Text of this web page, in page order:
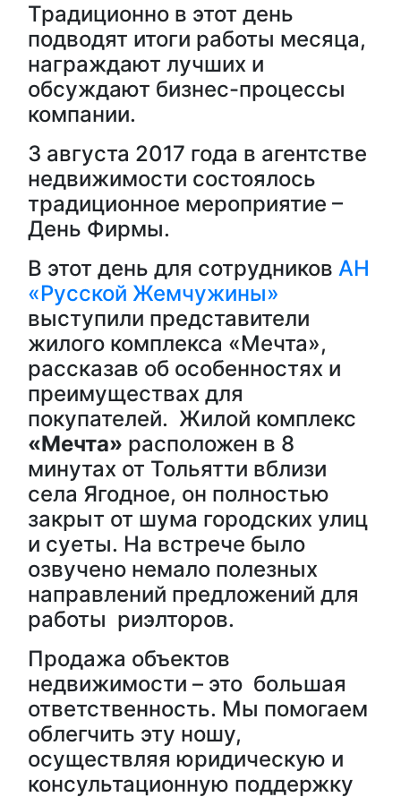
Традиционно в этот день
подводят итоги работы месяца,
награждают лучших и
обсуждают бизнес-процессы
компании.
3 августа 2017 года в агентстве
недвижимости состоялось
традиционное мероприятие –
День Фирмы.
В этот день для сотрудников АН
«Русской Жемчужины»
выступили представители
жилого комплекса «Мечта»,
рассказав об особенностях и
преимуществах для
покупателей. Жилой комплекс
«Мечта» расположен в 8
минутах от Тольятти вблизи
села Ягодное, он полностью
закрыт от шума городских улиц
и суеты. На встрече было
озвучено немало полезных
направлений предложений для
работы риэлторов.
Продажа объектов
недвижимости – это большая
ответственность. Мы помогаем
облегчить эту ношу,
осуществляя юридическую и
консультационную поддержку